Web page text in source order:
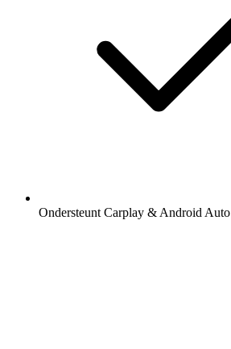
Ondersteunt Carplay & Android Auto